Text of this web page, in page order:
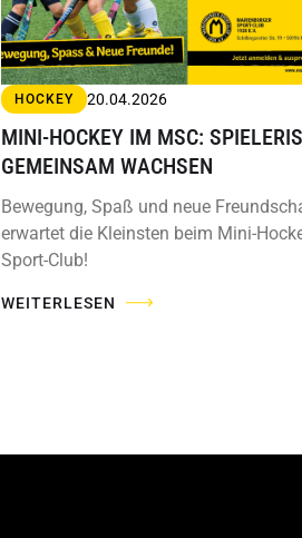
HOCKEY 20.04.2026
MINI-HOCKEY IM MSC:
GEMEINSAM WACHSEN
Bewegung, Spaß und neue
erwartet die Kleinsten beim Mini-
Sport-Club!
WEITERLESEN